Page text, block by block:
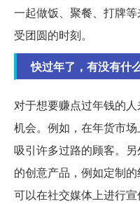
一起做饭、聚餐、打牌
受团圆的时刻。
快过年了，有没有什
对于想要赚点过年钱的
机会。例如，在年货市
吸引许多过路的顾客。
的创意产品，例如定制
可以在社交媒体上进行